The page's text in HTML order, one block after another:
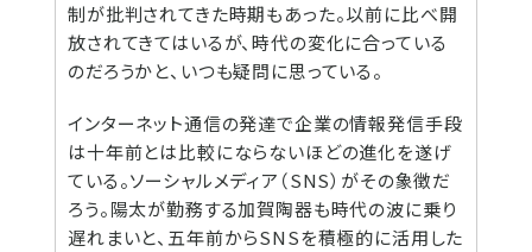
制が批判されてきた時期もあった。以前に比べ開
放されてきてはいるが、時代の変化に合っている
のだろうかと、いつも疑問に思っている。
インターネット通信の発達で企業の情報発信手段
は十年前とは比較にならないほどの進化を遂げ
ている。ソーシャルメディア（SNS）がその象徴だ
ろう。陽太が勤務する加賀陶器も時代の波に乗り
遅れまいと、五年前からSNSを積極的に活用した